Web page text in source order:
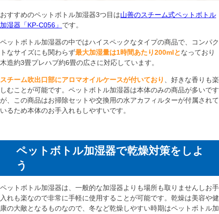
おすすめのペットボトル加湿器3つ目は山善のスチーム式ペットボトル
加湿器「KP-C056」 です。
ペットボトル加湿器の中ではハイスペックなタイプの商品で、コンパク
トなサイズにも関わらず最大加湿量は1時間あたり200mlとなっており
木造約3畳プレハブ約6畳の広さに対応しています。
スチーム吹出口部にアロマオイルケースが付いており 、好きな香りも楽
しむことが可能です。ペットボトル加湿器は本体のみの商品が多いです
が、この商品はお掃除セットや交換用の水アカフィルターが付属されて
いるため本体のお手入れもしやすいです。
ペットボトル加湿器で乾燥対策をしよ
う
ペットボトル加湿器は、一般的な加湿器よりも場所も取りませんしお手
入れも楽なので非常に手軽に使用することが可能です。乾燥は美容や健
康の大敵となるものなので、冬など乾燥しやすい時期はペットボトル加